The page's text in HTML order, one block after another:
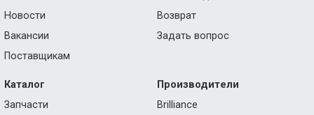
Новости
Вакансии
Поставщикам
Возврат
Задать вопрос
Каталог
Запчасти
Производители
Brilliance